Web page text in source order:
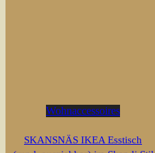
Wohnaccessoires
SKANSNÄS IKEA Esstisch